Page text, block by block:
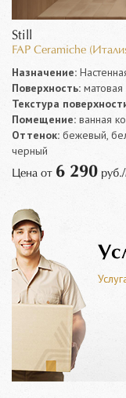
Still
FAP Ceramiche
Назначение:
Поверхность: матовая
Текстура
Помещение: ванная
Оттенок: бежевый,
черный
Цена от 6 290